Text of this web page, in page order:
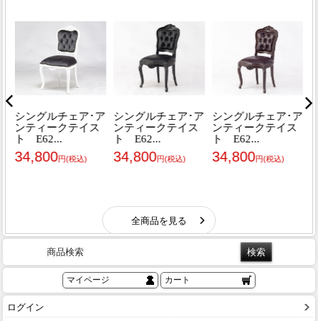
商品検索
マイページ カート
ログイン